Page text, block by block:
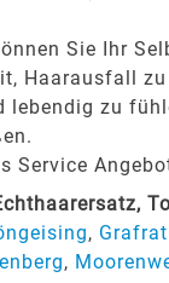
Sie Ihr
Haarausfall
zu
Service
,
,